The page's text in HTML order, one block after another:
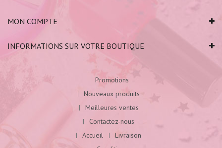
MON COMPTE
INFORMATIONS SUR VOTRE BOUTIQUE
Promotions
Nouveaux produits
Meilleures ventes
Contactez-nous
Accueil
Livraison